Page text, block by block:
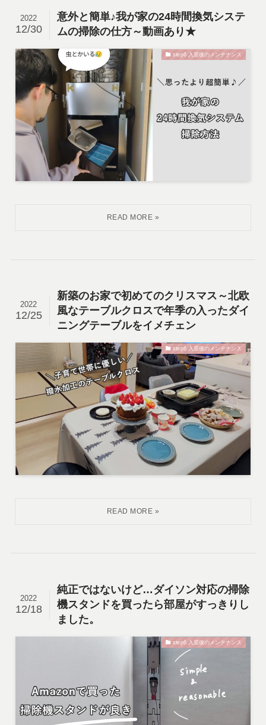
意外と簡単♪我が家の24時間換気システ
ムの掃除の仕方～動画あり★
2022
12/30
step6 入居後のメンテナンス
新築のお家で初めてのクリスマス～北欧
風なテーブルクロスで年季の入ったダイ
ニングテーブルをイメチェン
2022
12/25
step6 入居後のメンテナンス
純正ではないけど…ダイソン対応の掃除
機スタンドを買ったら部屋がすっきりし
ました。
2022
12/18
step6 入居後のメンテナンス